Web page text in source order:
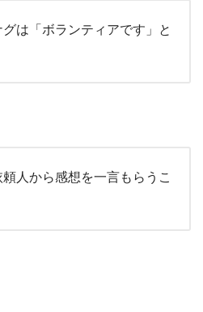
は「ボランティアです」と
人から感想を一言もらうこ